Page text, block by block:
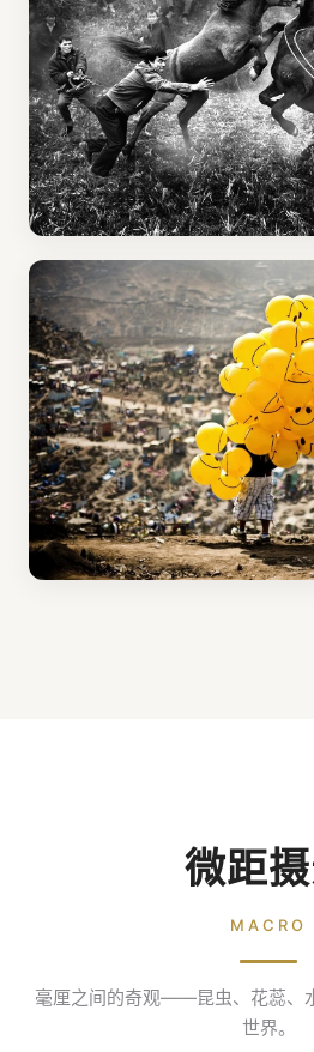
微距
MACRO
毫厘之间的奇观——昆虫、花蕊、
世界。